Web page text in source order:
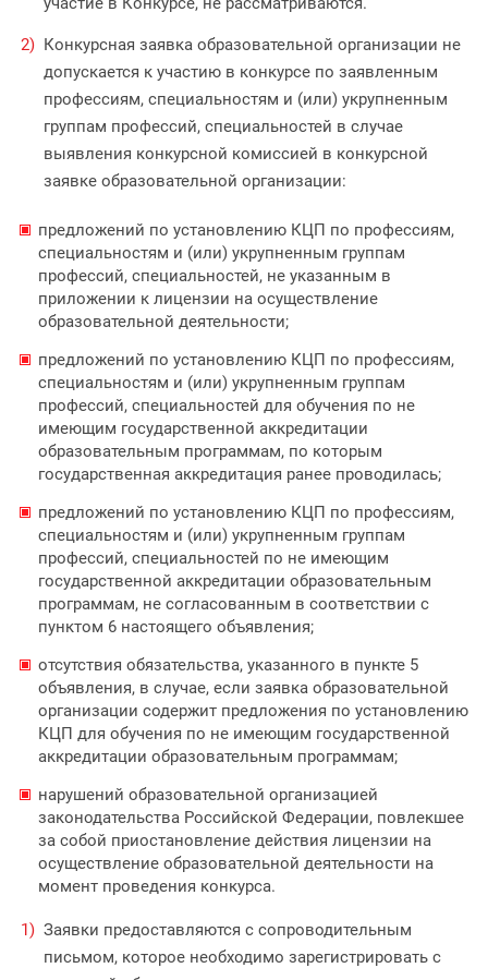
Конкурсная заявка образовательной организации не
допускается к участию в конкурсе по заявленным
профессиям, специальностям и (или) укрупненным
группам профессий, специальностей в случае
выявления конкурсной комиссией в конкурсной
заявке образовательной организации:
предложений по установлению КЦП по профессиям,
специальностям и (или) укрупненным группам
профессий, специальностей, не указанным в
приложении к лицензии на осуществление
образовательной деятельности;
предложений по установлению КЦП по профессиям,
специальностям и (или) укрупненным группам
профессий, специальностей для обучения по не
имеющим государственной аккредитации
образовательным программам, по которым
государственная аккредитация ранее проводилась;
предложений по установлению КЦП по профессиям,
специальностям и (или) укрупненным группам
профессий, специальностей по не имеющим
государственной аккредитации образовательным
программам, не согласованным в соответствии с
пунктом 6 настоящего объявления;
отсутствия обязательства, указанного в пункте 5
объявления, в случае, если заявка образовательной
организации содержит предложения по установлению
КЦП для обучения по не имеющим государственной
аккредитации образовательным программам;
нарушений образовательной организацией
законодательства Россий­ской Федерации, повлекшее
за собой приостановление действия лицензии на
осуществление образовательной деятельности на
момент проведения конкурса.
Заявки предоставляются с сопроводительным
письмом, которое необходимо зарегистрировать с